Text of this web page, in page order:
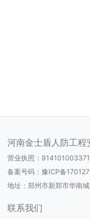
河南金士盾人防工程
营业执照：
备案号码： 豫ICP备
地址：郑州市新郑市华南
联系我们